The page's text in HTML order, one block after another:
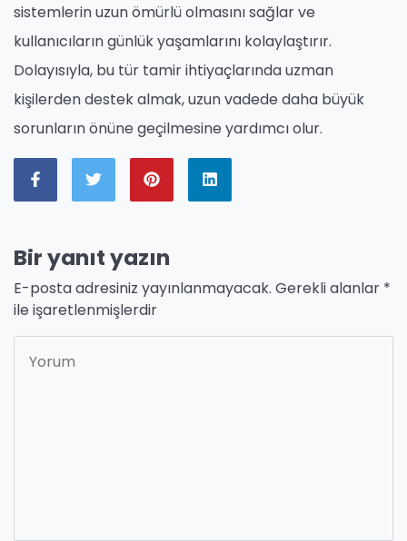
sistemlerin uzun ömürlü olmasını sağlar ve
kullanıcıların günlük yaşamlarını kolaylaştırır.
Dolayısıyla, bu tür tamir ihtiyaçlarında uzman
kişilerden destek almak, uzun vadede daha büyük
sorunların önüne geçilmesine yardımcı olur.
Bir yanıt yazın
E-posta adresiniz yayınlanmayacak. Gerekli alanlar *
ile işaretlenmişlerdir